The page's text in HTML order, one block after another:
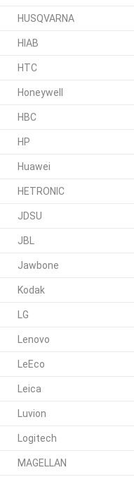
HUSQVARNA
HIAB
HTC
Honeywell
HBC
HP
Huawei
HETRONIC
JDSU
JBL
Jawbone
Kodak
LG
Lenovo
LeEco
Leica
Luvion
Logitech
MAGELLAN